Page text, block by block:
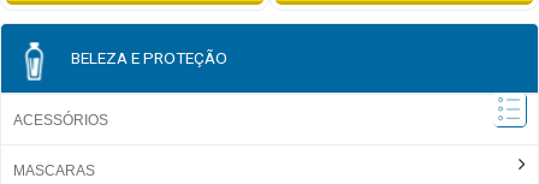
BELEZA E PROTEÇÃO
ACESSÓRIOS
MASCARAS